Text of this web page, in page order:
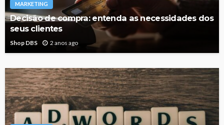
MARKETING
Decisão de compra: entenda as necessidades dos
seus clientes
Shop DBS 2 anos ago